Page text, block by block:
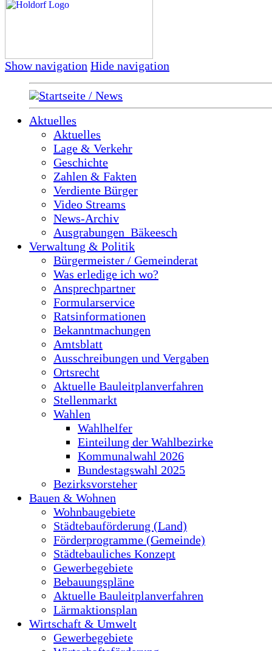
Show navigation Hide navigation
Startseite / News
Aktuelles
Aktuelles
Lage & Verkehr
Geschichte
Zahlen & Fakten
Verdiente Bürger
Video Streams
News-Archiv
Ausgrabungen_Bäkeesch
Verwaltung & Politik
Bürgermeister / Gemeinderat
Was erledige ich wo?
Ansprechpartner
Formularservice
Ratsinformationen
Bekanntmachungen
Amtsblatt
Ausschreibungen und Vergaben
Ortsrecht
Aktuelle Bauleitplanverfahren
Stellenmarkt
Wahlen
Wahlhelfer
Einteilung der Wahlbezirke
Kommunalwahl 2026
Bundestagswahl 2025
Bezirksvorsteher
Bauen & Wohnen
Wohnbaugebiete
Städtebauförderung (Land)
Förderprogramme (Gemeinde)
Städtebauliches Konzept
Gewerbegebiete
Bebauungspläne
Aktuelle Bauleitplanverfahren
Lärmaktionsplan
Wirtschaft & Umwelt
Gewerbegebiete